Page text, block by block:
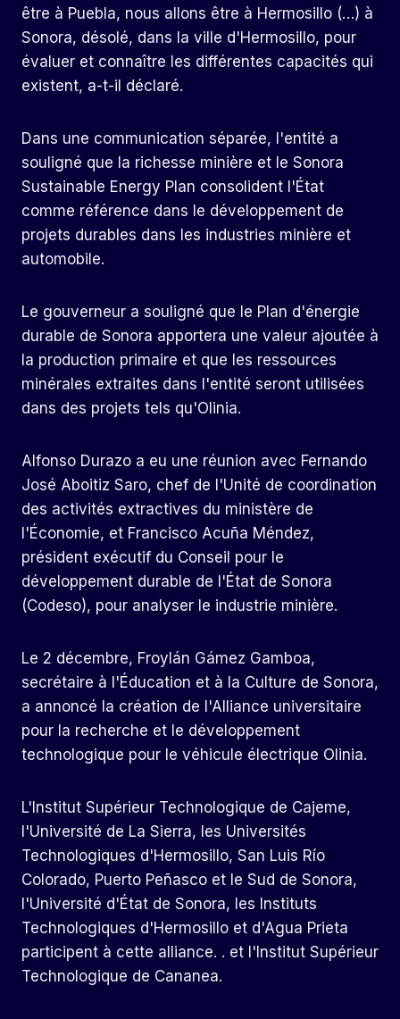
être à Puebla, nous allons être à Hermosillo (…) à
Sonora, désolé, dans la ville d'Hermosillo, pour
évaluer et connaître les différentes capacités qui
existent, a-t-il déclaré.
Dans une communication séparée, l'entité a
souligné que la richesse minière et le Sonora
Sustainable Energy Plan consolident l'État
comme référence dans le développement de
projets durables dans les industries minière et
automobile.
Le gouverneur a souligné que le Plan d'énergie
durable de Sonora apportera une valeur ajoutée à
la production primaire et que les ressources
minérales extraites dans l'entité seront utilisées
dans des projets tels qu'Olinia.
Alfonso Durazo a eu une réunion avec Fernando
José Aboitiz Saro, chef de l'Unité de coordination
des activités extractives du ministère de
l'Économie, et Francisco Acuña Méndez,
président exécutif du Conseil pour le
développement durable de l'État de Sonora
(Codeso), pour analyser le industrie minière.
Le 2 décembre, Froylán Gámez Gamboa,
secrétaire à l'Éducation et à la Culture de Sonora,
a annoncé la création de l'Alliance universitaire
pour la recherche et le développement
technologique pour le véhicule électrique Olinia.
L'Institut Supérieur Technologique de Cajeme,
l'Université de La Sierra, les Universités
Technologiques d'Hermosillo, San Luis Río
Colorado, Puerto Peñasco et le Sud de Sonora,
l'Université d'État de Sonora, les Instituts
Technologiques d'Hermosillo et d'Agua Prieta
participent à cette alliance. . et l'Institut Supérieur
Technologique de Cananea.